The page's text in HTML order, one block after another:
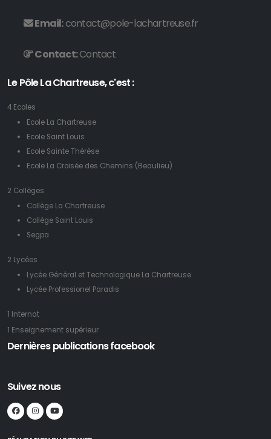
Email:contact@pole-lachartreuse.fr
Contact:Contact
Le Pôle La Chartreuse, c'est :
4 Ecoles
Ecole La Chartreuse
Ecole Saint Louis
Ecole Sainte Thérèse
Ecole La Croisée des Chemins (Beaulieu)
2 Collèges
Collège La Chartreuse
Collège Saint Louis
Segpa
2 Lycées
Lycée Général et Technologique La Chartreuse
Lycée Professionel Paradis
1 Internat
1 Enseignement supérieur
Dernières publications facebook
Suivez nous